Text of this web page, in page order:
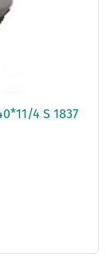
4 S 1837